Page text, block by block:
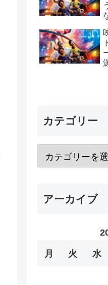
カテゴリー
アーカイブ
月 火 水